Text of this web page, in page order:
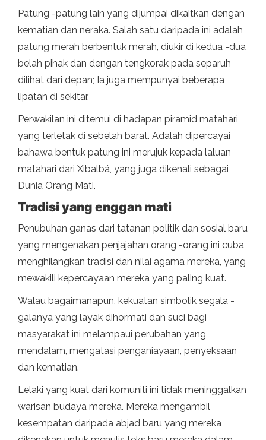
Patung -patung lain yang dijumpai dikaitkan dengan
kematian dan neraka. Salah satu daripada ini adalah
patung merah berbentuk merah, diukir di kedua -dua
belah pihak dan dengan tengkorak pada separuh
dilihat dari depan; Ia juga mempunyai beberapa
lipatan di sekitar.
Perwakilan ini ditemui di hadapan piramid matahari,
yang terletak di sebelah barat. Adalah dipercayai
bahawa bentuk patung ini merujuk kepada laluan
matahari dari Xibalbá, yang juga dikenali sebagai
Dunia Orang Mati.
Tradisi yang enggan mati
Penubuhan ganas dari tatanan politik dan sosial baru
yang mengenakan penjajahan orang -orang ini cuba
menghilangkan tradisi dan nilai agama mereka, yang
mewakili kepercayaan mereka yang paling kuat.
Walau bagaimanapun, kekuatan simbolik segala -
galanya yang layak dihormati dan suci bagi
masyarakat ini melampaui perubahan yang
mendalam, mengatasi penganiayaan, penyeksaan
dan kematian.
Lelaki yang kuat dari komuniti ini tidak meninggalkan
warisan budaya mereka. Mereka mengambil
kesempatan daripada abjad baru yang mereka